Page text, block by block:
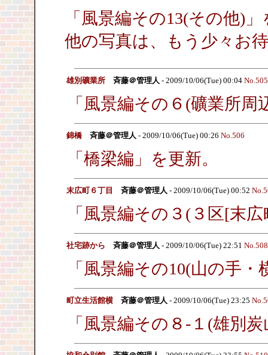
「風景編その13(その他)
他の写真は、もう少々お
雄別礦業所 斉藤＠管理人 - 2009/10/06(Tue) 00:04 No.505
「風景編その６(礦業所周
錦橋 斉藤＠管理人 - 2009/10/06(Tue) 00:26 No.506
「橋梁編」を更新。
末広町６丁目 斉藤＠管理人 - 2009/10/06(Tue) 00:52
「風景編その３(３区[末
社宅跡から 斉藤＠管理人 - 2009/10/06(Tue) 22:51 No.508
「風景編その10(山の手
町立生活館横 斉藤＠管理人 - 2009/10/06(Tue) 23:25
「風景編その８-１(雄別